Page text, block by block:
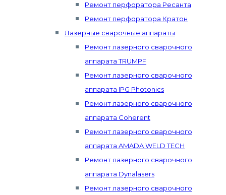
Ремонт перфоратора Ресанта
Ремонт перфоратора Кратон
Лазерные сварочные аппараты
Ремонт лазерного сварочного
аппарата TRUMPF
Ремонт лазерного сварочного
аппарата IPG Photonics
Ремонт лазерного сварочного
аппарата Coherent
Ремонт лазерного сварочного
аппарата AMADA WELD TECH
Ремонт лазерного сварочного
аппарата Dynalasers
Ремонт лазерного сварочного